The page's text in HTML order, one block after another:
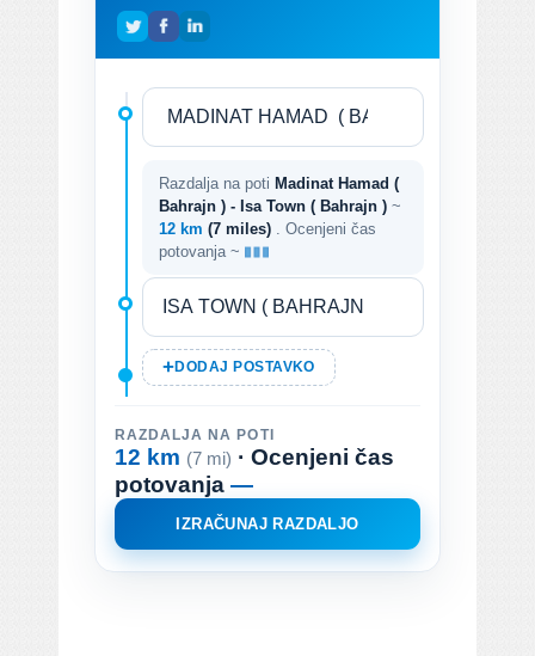
Razdalja na poti Madinat Hamad (
Bahrajn ) - Isa Town ( Bahrajn ) ~
12 km (7 miles)
. Ocenjeni čas
potovanja ~
DODAJ POSTAVKO
RAZDALJA NA POTI
12 km (7 mi) · Ocenjeni čas
potovanja —
IZRAČUNAJ RAZDALJO